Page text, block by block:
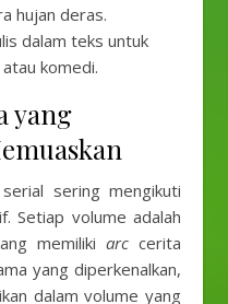
hujan deras.
dalam teks untuk
komedi.
yang
sering mengikuti
Setiap volume adalah
memiliki arccerita
yang diperkenalkan,
dalam volume yang